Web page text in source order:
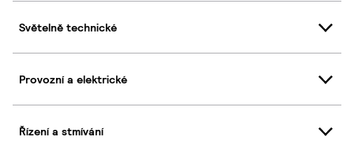
Světelně technické
Provozní a elektrické
Řízení a stmívání